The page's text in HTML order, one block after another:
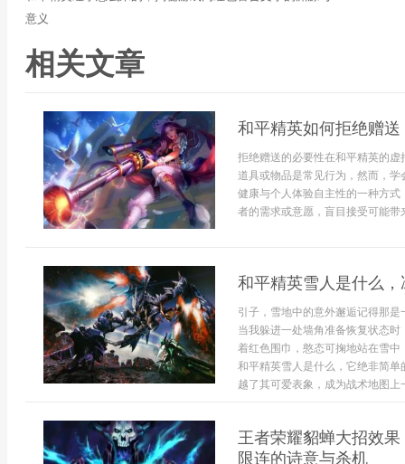
意义
相关文章
和平精英如何拒绝赠
拒绝赠送的必要性在和平精英的
道具或物品是常见行为，然而，
健康与个人体验自主性的一种方
者的需求或意愿，盲目接受可能带
和平精英雪人是什么
引子，雪地中的意外邂逅记得那
当我躲进一处墙角准备恢复状态
着红色围巾，憨态可掬地站在雪
和平精英雪人是什么，它绝非简
越了其可爱表象，成为战术地图上
王者荣耀貂蝉大招效
限连的诗意与杀机